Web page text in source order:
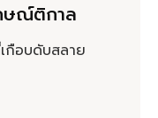
ษณ์ติกาล
กือบดับสลาย